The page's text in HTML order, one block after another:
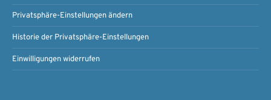
Privatsphäre-Einstellungen ändern
Historie der Privatsphäre-Einstellungen
Einwilligungen widerrufen